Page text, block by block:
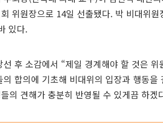
위원장으로 14일 선출됐다. 박 비대위
있다.
후 소감에서 “제일 경계해야 할 것은
합의에 기초해 비대위의 입장과 행동을
의 견해가 충분히 반영될 수 있게끔 하겠